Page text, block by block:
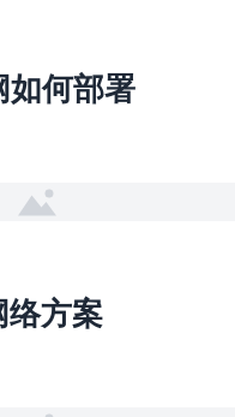
如何部署
络方案